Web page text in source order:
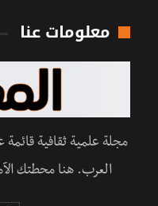
معلومات عنا
مجلة علمية ثقافية
العرب. هنا محطتك